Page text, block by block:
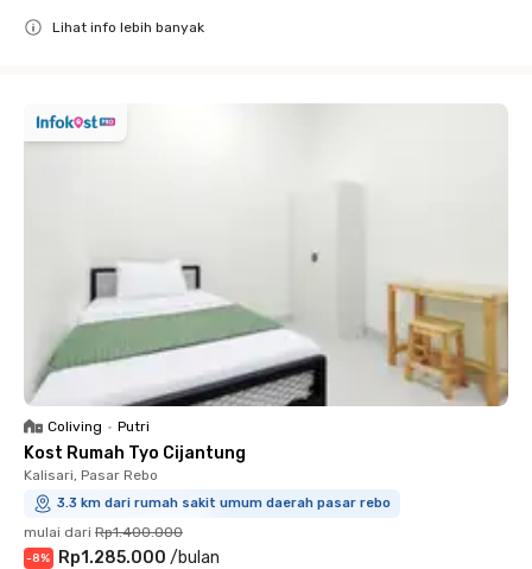
Lihat info lebih banyak
Coliving • Putri
Kost Rumah Tyo Cijantung
Kalisari, Pasar Rebo
3.3 km dari rumah sakit umum daerah pasar rebo
mulai dari Rp1.400.000
-8% Rp1.285.000 /bulan